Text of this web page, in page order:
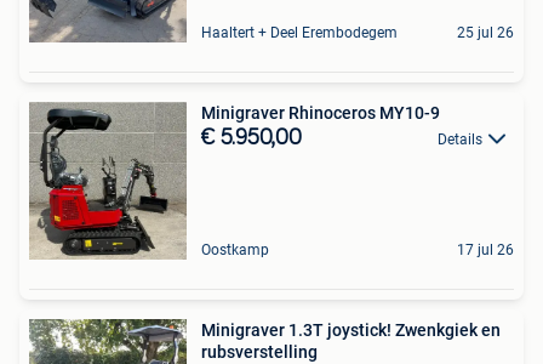
Haaltert + Deel Erembodegem 25 jul 26
Minigraver Rhinoceros MY10-9
€ 5.950,00 Details
Oostkamp 17 jul 26
Minigraver 1.3T joystick! Zwenkgiek en
rubsverstelling